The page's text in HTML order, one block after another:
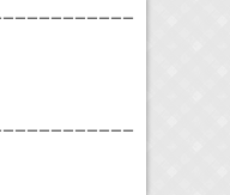
ーーーーーーーーーー
ーーーーーーーーーー